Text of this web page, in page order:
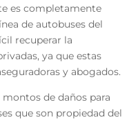
es completamente
de autobuses del
recuperar la
ya que estas
y abogados.
montos de daños para
que son propiedad del